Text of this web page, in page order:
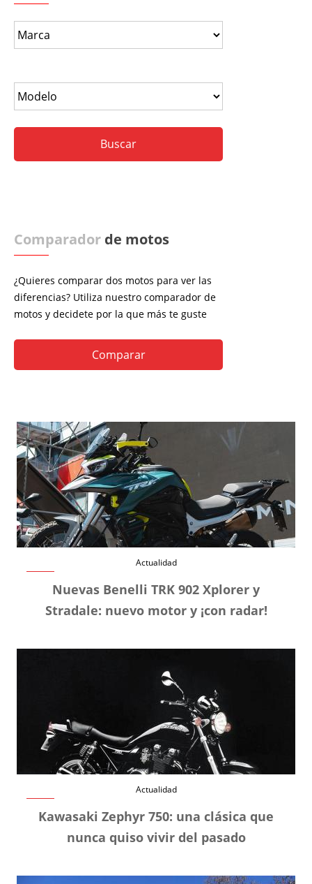
Comparador de motos
¿Quieres comparar dos motos para ver las
diferencias? Utiliza nuestro comparador de
motos y decidete por la que más te guste
Comparar
Actualidad
Nuevas Benelli TRK 902 Xplorer y
Stradale: nuevo motor y ¡con radar!
Actualidad
Kawasaki Zephyr 750: una clásica que
nunca quiso vivir del pasado